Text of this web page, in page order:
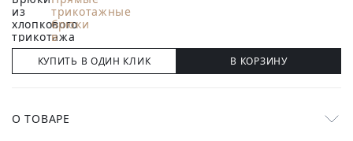
КУПИТЬ В ОДИН КЛИК В КОРЗИНУ
О ТОВАРЕ